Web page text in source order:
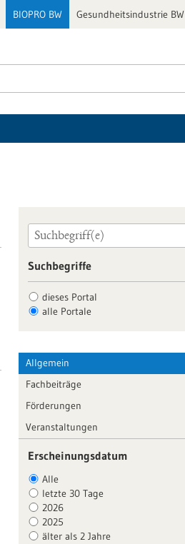
BIOPRO BW Gesundheitsindustrie BW
Suchbegriffe
dieses Portal
alle Portale
Allgemein
Fachbeiträge
Förderungen
Veranstaltungen
Erscheinungsdatum
Alle
letzte 30 Tage
2026
2025
älter als 2 Jahre